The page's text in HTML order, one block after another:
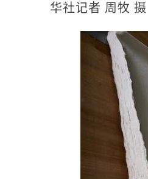
华社记者 周牧 摄